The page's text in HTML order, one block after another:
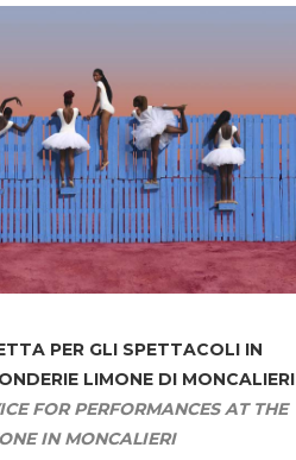
PER GLI SPETTACOLI IN
LIMONE DI MONCALIERI
FOR PERFORMANCES AT THE
IN MONCALIERI